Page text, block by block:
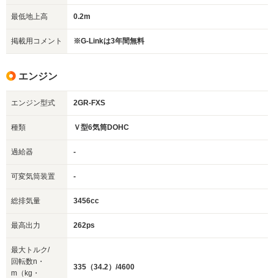
最低地上高 0.2m
掲載用コメント ※G-Linkは3年間無料
エンジン
エンジン型式 2GR-FXS
種類 Ｖ型6気筒DOHC
過給器 -
可変気筒装置 -
総排気量 3456cc
最高出力 262ps
最大トルク/
回転数n・
m（kg・
335（34.2）/4600